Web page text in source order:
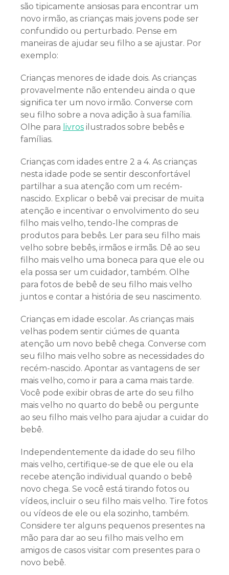
são tipicamente ansiosas para encontrar um
novo irmão, as crianças mais jovens pode ser
confundido ou perturbado. Pense em
maneiras de ajudar seu filho a se ajustar. Por
exemplo:
Crianças menores de idade dois. As crianças
provavelmente não entendeu ainda o que
significa ter um novo irmão. Converse com
seu filho sobre a nova adição à sua família.
Olhe para livros ilustrados sobre bebês e
famílias.
Crianças com idades entre 2 a 4. As crianças
nesta idade pode se sentir desconfortável
partilhar a sua atenção com um recém-
nascido. Explicar o bebê vai precisar de muita
atenção e incentivar o envolvimento do seu
filho mais velho, tendo-lhe compras de
produtos para bebês. Ler para seu filho mais
velho sobre bebês, irmãos e irmãs. Dê ao seu
filho mais velho uma boneca para que ele ou
ela possa ser um cuidador, também. Olhe
para fotos de bebê de seu filho mais velho
juntos e contar a história de seu nascimento.
Crianças em idade escolar. As crianças mais
velhas podem sentir ciúmes de quanta
atenção um novo bebê chega. Converse com
seu filho mais velho sobre as necessidades do
recém-nascido. Apontar as vantagens de ser
mais velho, como ir para a cama mais tarde.
Você pode exibir obras de arte do seu filho
mais velho no quarto do bebê ou pergunte
ao seu filho mais velho para ajudar a cuidar do
bebê.
Independentemente da idade do seu filho
mais velho, certifique-se de que ele ou ela
recebe atenção individual quando o bebê
novo chega. Se você está tirando fotos ou
vídeos, incluir o seu filho mais velho. Tire fotos
ou vídeos de ele ou ela sozinho, também.
Considere ter alguns pequenos presentes na
mão para dar ao seu filho mais velho em
amigos de casos visitar com presentes para o
novo bebê.